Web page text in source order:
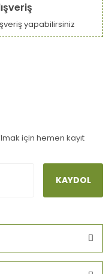
yapabilirsiniz
için hemen kayıt
KAYDOL